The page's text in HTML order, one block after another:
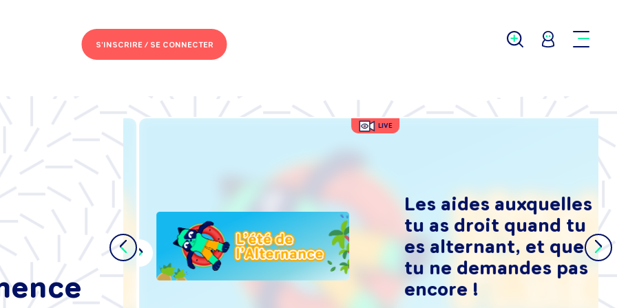
S'INSCRIRE /SE CONNECTER
LIVE
Les aides auxquelles
tu as droit quand tu
es alternant, et que
tu ne demandes pas
encore !